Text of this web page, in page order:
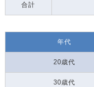
合計
年代
20歳代
30歳代